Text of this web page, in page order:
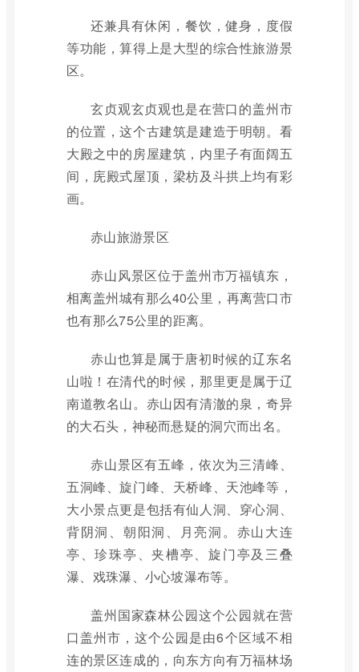
还兼具有休闲，餐饮，健身，度假
等功能，算得上是大型的综合性旅游景
区。
玄贞观玄贞观也是在营口的盖州市
的位置，这个古建筑是建造于明朝。看
大殿之中的房屋建筑，内里子有面阔五
间，庑殿式屋顶，梁枋及斗拱上均有彩
画。
赤山旅游景区
赤山风景区位于盖州市万福镇东，
相离盖州城有那么40公里，再离营口市
也有那么75公里的距离。
赤山也算是属于唐初时候的辽东名
山啦！在清代的时候，那里更是属于辽
南道教名山。赤山因有清澈的泉，奇异
的大石头，神秘而悬疑的洞穴而出名。
赤山景区有五峰，依次为三清峰、
五洞峰、旋门峰、天桥峰、天池峰等，
大小景点更是包括有仙人洞、穿心洞、
背阴洞、朝阳洞、月亮洞。赤山大连
亭、珍珠亭、夹槽亭、旋门亭及三叠
瀑、戏珠瀑、小心坡瀑布等。
盖州国家森林公园这个公园就在营
口盖州市，这个公园是由6个区域不相
连的景区连成的，向东方向有万福林场